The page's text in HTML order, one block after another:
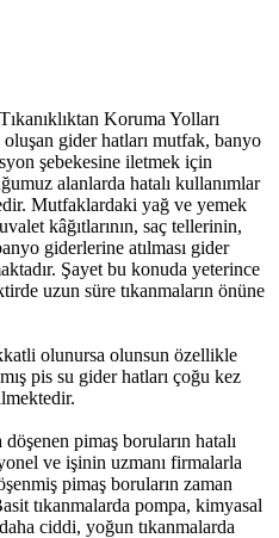
Koruma Yolları
gider hatları mutfak, banyo
şebekesine iletmek için
alanlarda hatalı kullanımlar
Mutfaklardaki yağ ve yemek
kâğıtlarının, saç tellerinin,
giderlerine atılması gider
Şayet bu konuda yeterince
uzun süre tıkanmaların önüne
olunursa olunsun özellikle
pis su gider hatları çoğu kez
pimaş boruların hatalı
ve işinin uzmanı firmalarla
pimaş boruların zaman
tıkanmalarda pompa, kimyasal
ciddi, yoğun tıkanmalarda